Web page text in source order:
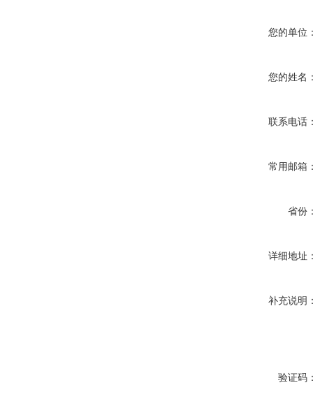
您的单位
您的姓名
联系电话
常用邮箱
省份
详细地址
补充说明
验证码